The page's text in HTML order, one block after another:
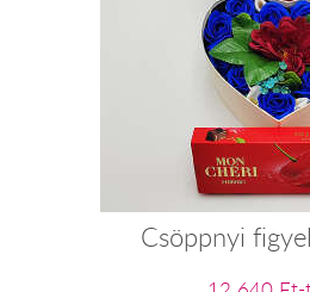
Csöppnyi